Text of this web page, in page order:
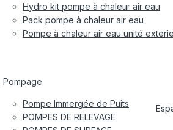
Hydro kit pompe à chaleur air eau
Pack pompe à chaleur air eau
Pompe à chaleur air eau unité
Pompage
Pompe Immergée de Puits
POMPES DE RELEVAGE